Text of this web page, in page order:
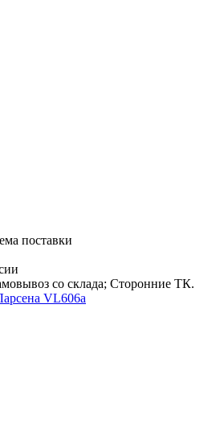
поставки
со склада; Сторонние ТК.
VL606a